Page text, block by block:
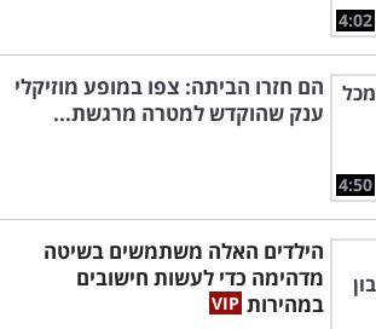
4:02
4:50
הם חזרו הביתה: צפו במופע מוזיקלי
ענק שהוקדש למטרה מרגשת...
הילדים האלה משתמשים בשיטה
מדהימה כדי לעשות חישובים
במהירות